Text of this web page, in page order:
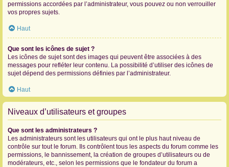
permissions accordées par l’administrateur, vous pouvez ou non verrouiller
vos propres sujets.
Haut
Que sont les icônes de sujet ?
Les icônes de sujet sont des images qui peuvent être associées à des
messages pour refléter leur contenu. La possibilité d’utiliser des icônes de
sujet dépend des permissions définies par l’administrateur.
Haut
Niveaux d’utilisateurs et groupes
Que sont les administrateurs ?
Les administrateurs sont les utilisateurs qui ont le plus haut niveau de
contrôle sur tout le forum. Ils contrôlent tous les aspects du forum comme les
permissions, le bannissement, la création de groupes d’utilisateurs ou de
modérateurs, etc., selon les permissions que le fondateur du forum a